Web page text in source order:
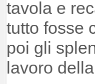
tavola e
tutto fosse
poi gli
lavoro